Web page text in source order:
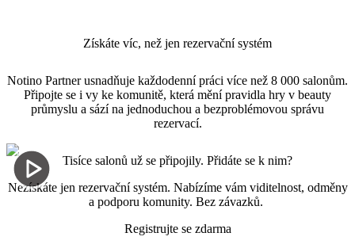
Získáte víc, než jen rezervační systém
Notino Partner usnadňuje každodenní práci více než 8 000 salonům.
Připojte se i vy ke komunitě, která mění pravidla hry v beauty
průmyslu a sází na jednoduchou a bezproblémovou správu
rezervací.
Tisíce salonů už se připojily. Přidáte se k nim?
Nezískáte jen rezervační systém. Nabízíme vám viditelnost, odměny
a podporu komunity. Bez závazků.
Registrujte se zdarma